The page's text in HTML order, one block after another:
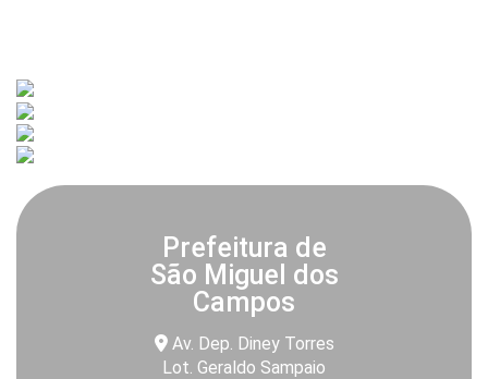
Prefeitura de
São Miguel dos
Campos
Av. Dep. Diney Torres
Lot. Geraldo Sampaio